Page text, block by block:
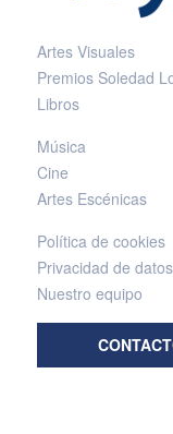
Artes Visuales
Premios Soledad
Libros
Música
Cine
Artes Escénicas
Política de cookies
Privacidad de datos
Nuestro equipo